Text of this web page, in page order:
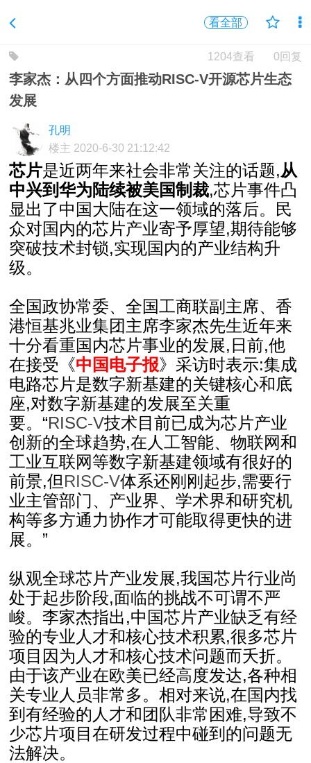
看全部
0回复
1204查看
李家杰：从四个方面推动RISC-V开源芯片生态
发展
孔明
楼主 2020-6-30 21:12:42
芯片是近两年来社会非常关注的话题,从
中兴到华为陆续被美国制裁,芯片事件凸
显出了中国大陆在这一领域的落后。民
众对国内的芯片产业寄予厚望,期待能够
突破技术封锁,实现国内的产业结构升
级。
全国政协常委、全国工商联副主席、香
港恒基兆业集团主席李家杰先生近年来
十分看重国内芯片事业的发展,日前,他
在接受《中国电子报》采访时表示:集成
电路芯片是数字新基建的关键核心和底
座,对数字新基建的发展至关重
要。“RISC-V技术目前已成为芯片产业
创新的全球趋势,在人工智能、物联网和
工业互联网等数字新基建领域有很好的
前景,但RISC-V体系还刚刚起步,需要行
业主管部门、产业界、学术界和研究机
构等多方通力协作才可能取得更快的进
展。”
纵观全球芯片产业发展,我国芯片行业尚
处于起步阶段,面临的挑战不可谓不严
峻。李家杰指出,中国芯片产业缺乏有经
验的专业人才和核心技术积累,很多芯片
项目因为人才和核心技术问题而夭折。
由于该产业在欧美已经高度发达,各种相
关专业人员非常多。相对来说,在国内找
到有经验的人才和团队非常困难,导致不
少芯片项目在研发过程中碰到的问题无
法解决。